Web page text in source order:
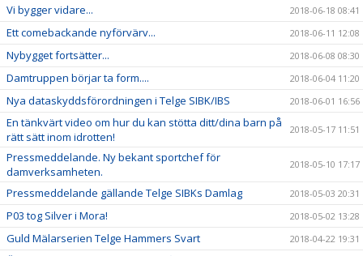
Vi bygger vidare... 2018-06-18 08:41
Ett comebackande nyförvärv... 2018-06-11 12:08
Nybygget fortsätter... 2018-06-08 08:30
Damtruppen börjar ta form.... 2018-06-04 11:20
Nya dataskyddsförordningen i Telge SIBK/IBS 2018-06-01 16:56
En tänkvärt video om hur du kan stötta ditt/dina barn på
rätt sätt inom idrotten!
2018-05-17 11:51
Pressmeddelande. Ny bekant sportchef för
damverksamheten.
2018-05-10 17:17
Pressmeddelande gällande Telge SIBKs Damlag 2018-05-03 20:31
P03 tog Silver i Mora! 2018-05-02 13:28
Guld Mälarserien Telge Hammers Svart 2018-04-22 19:31